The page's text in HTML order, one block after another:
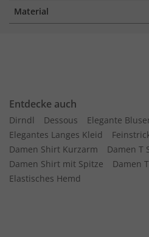
Material
Entdecke auch
Dirndl Dessous
Elegante
Elegantes Langes Kleid
Damen Shirt Kurzarm
Damen T
Damen Shirt mit Spitze
Damen
Elastisches Hemd